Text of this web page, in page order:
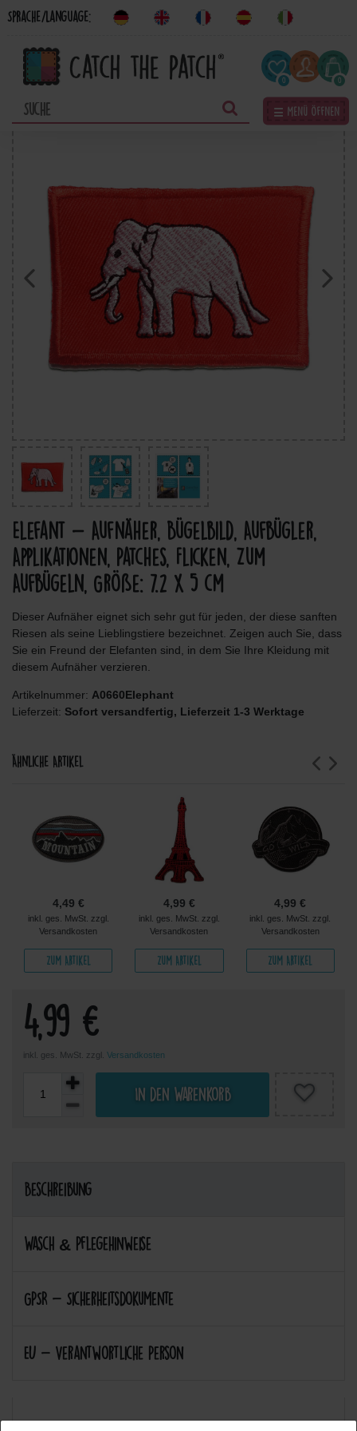
Sprache/Language:
0
☰ Menü öffnen
Elefant - Aufnäher, Bügelbild, Aufbügler,
Applikationen, Patches, Flicken, Zum
Aufbügeln, Größe: 7.2 x 5 cm
Dieser Aufnäher eignet sich sehr gut für jeden, der diese sanften
Riesen als seine Lieblingstiere bezeichnet. Zeigen auch Sie, dass
Sie ein Freund der Elefanten sind, in dem Sie Ihre Kleidung mit
diesem Aufnäher verzieren.
Artikelnummer: A0660Elephant
Lieferzeit: Sofort versandfertig, Lieferzeit 1-3 Werktage
Ähnliche Artikel
4,49 €
inkl. ges. MwSt. zzgl.
Versandkosten
Zum Artikel
4,99 €
inkl. ges. MwSt. zzgl.
Versandkosten
Zum Artikel
4,99 €
inkl. ges. MwSt. zzgl.
Versandkosten
Zum Artikel
4,99 €
inkl. ges. MwSt. zzgl. Versandkosten
In den Warenkorb
Beschreibung
Wasch & Pflegehinweise
GPSR - Sicherheitsdokumente
EU - Verantwortliche Person